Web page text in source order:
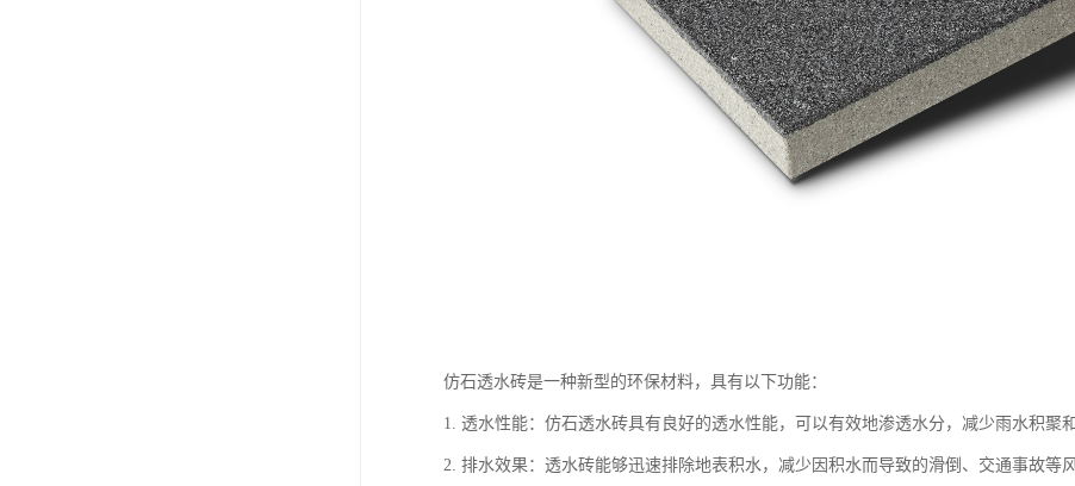
仿石透水砖是一种新型的环保材料，具有以下功能：
1. 透水性能：仿石透水砖具有良好的透水性能，可以有效地渗透水分，减少雨水积聚
2. 排水效果：透水砖能够迅速排除地表积水，减少因积水而导致的滑倒、交通事故等风